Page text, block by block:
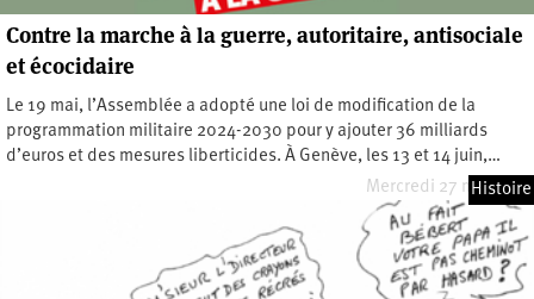
Contre la marche à la guerre, autoritaire, antisociale
et écocidaire
Le 19 mai, l’Assemblée a adopté une loi de modification de la
programmation militaire 2024-2030 pour y ajouter 36 milliards
d’euros et des mesures liberticides. À Genève, les 13 et 14 juin,…
Mercredi 27 mai 2026
Histoire